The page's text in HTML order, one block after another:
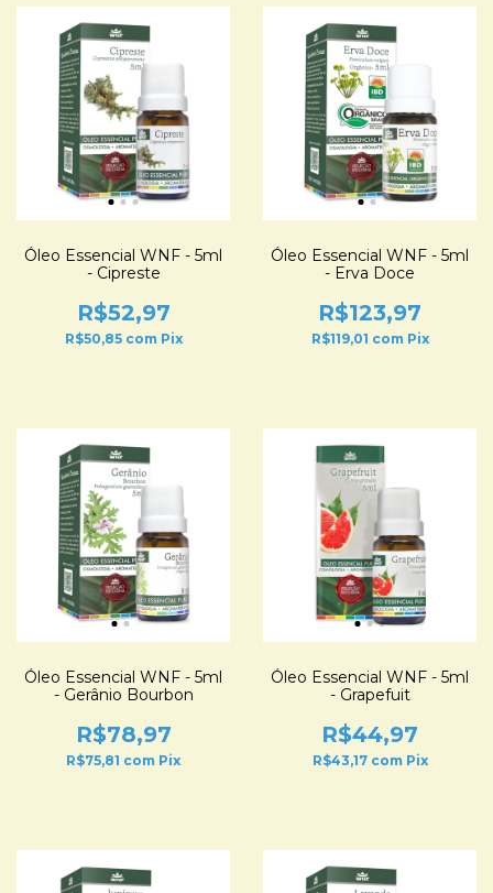
Óleo Essencial WNF - 5ml
- Cipreste
R$52,97
R$50,85 com Pix
Óleo Essencial WNF - 5ml
- Erva Doce
R$123,97
R$119,01 com Pix
Óleo Essencial WNF - 5ml
- Gerânio Bourbon
R$78,97
R$75,81 com Pix
Óleo Essencial WNF - 5ml
- Grapefuit
R$44,97
R$43,17 com Pix